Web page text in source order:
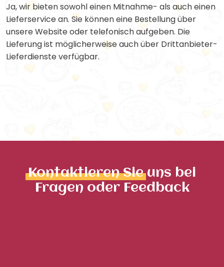
Ja, wir bieten sowohl einen Mitnahme- als auch einen
Lieferservice an. Sie können eine Bestellung über
unsere Website oder telefonisch aufgeben. Die
Lieferung ist möglicherweise auch über Drittanbieter-
Lieferdienste verfügbar.
Kontaktieren Sieuns bei
Fragen oder Feedback